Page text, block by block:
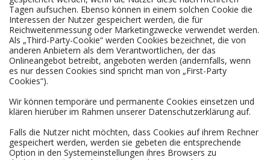
Tagen aufsuchen. Ebenso können in einem solchen Cookie die
Interessen der Nutzer gespeichert werden, die für
Reichweitenmessung oder Marketingzwecke verwendet werden.
Als „Third-Party-Cookie“ werden Cookies bezeichnet, die von
anderen Anbietern als dem Verantwortlichen, der das
Onlineangebot betreibt, angeboten werden (andernfalls, wenn
es nur dessen Cookies sind spricht man von „First-Party
Cookies“).
Wir können temporäre und permanente Cookies einsetzen und
klären hierüber im Rahmen unserer Datenschutzerklärung auf.
Falls die Nutzer nicht möchten, dass Cookies auf ihrem Rechner
gespeichert werden, werden sie gebeten die entsprechende
Option in den Systemeinstellungen ihres Browsers zu